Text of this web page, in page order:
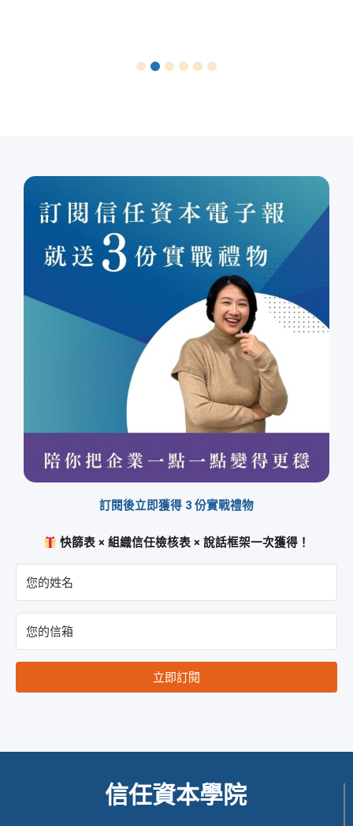
4 5 6
訂閱後立即獲得 3 份實戰禮物
快篩表 × 組織信任檢核表 × 說話框架一次獲得！
立即訂閱
信任資本學院